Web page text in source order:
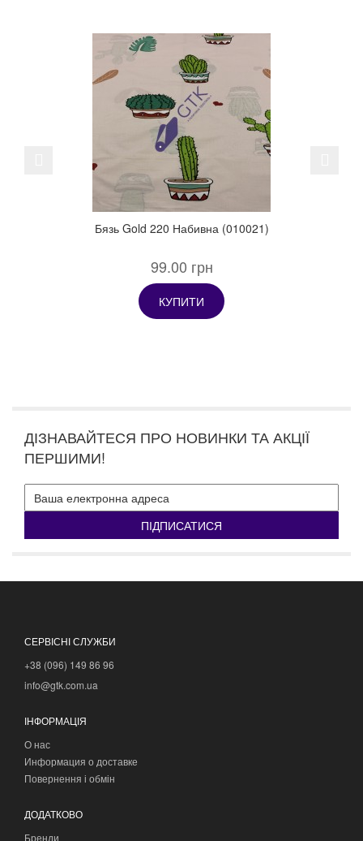
Бязь Gold 220 Набивна (010021)
99.00 грн
КУПИТИ
ДІЗНАВАЙТЕСЯ ПРО НОВИНКИ ТА АКЦІЇ
ПЕРШИМИ!
ПІДПИСАТИСЯ
СЕРВІСНІ СЛУЖБИ
+38 (096) 149 86 96
info@gtk.com.ua
ІНФОРМАЦІЯ
О нас
Информация о доставке
Повернення і обмін
ДОДАТКОВО
Бренди